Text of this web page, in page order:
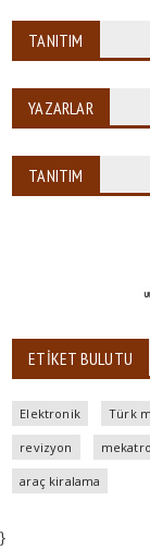
TANITIM
YAZARLAR
TANITIM
ETIKET BULUTU
Elektronik Türk
revizyon
araç kiralama
}